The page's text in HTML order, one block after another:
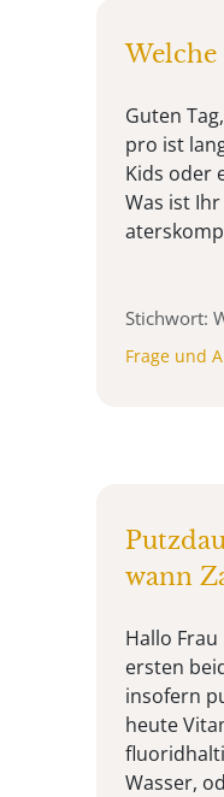
Welche
Guten
pro ist
Kids oder
Was ist
Stichwort:
Frage und
wann
Hallo
ersten
insofern
heute
Wasser,